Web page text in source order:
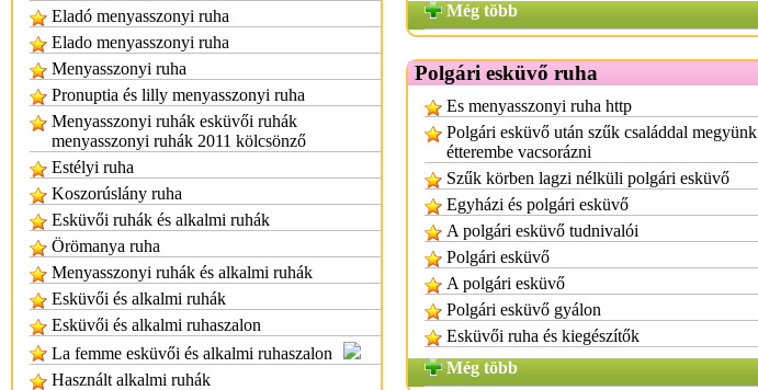
Eladó menyasszonyi ruha
Elado menyasszonyi ruha
Menyasszonyi ruha
Pronuptia és lilly menyasszonyi ruha
Menyasszonyi ruhák esküvői ruhák
menyasszonyi ruhák 2011 kölcsönző
Estélyi ruha
Koszorúslány ruha
Esküvői ruhák és alkalmi ruhák
Örömanya ruha
Menyasszonyi ruhák és alkalmi ruhák
Esküvői és alkalmi ruhák
Esküvői és alkalmi ruhaszalon
La femme esküvői és alkalmi ruhaszalon
Használt alkalmi ruhák
Még több
Polgári esküvő ruha
Es menyasszonyi ruha http
Polgári esküvő után szűk családdal megyünk
étterembe vacsorázni
Szűk körben lagzi nélküli polgári esküvő
Egyházi és polgári esküvő
A polgári esküvő tudnivalói
Polgári esküvő
A polgári esküvő
Polgári esküvő gyálon
Esküvői ruha és kiegészítők
Még több